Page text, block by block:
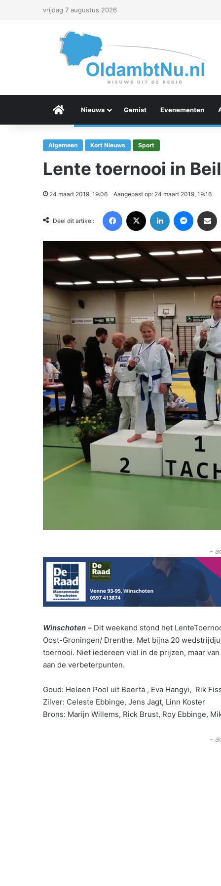
vrijdag 7 augustus 2026
Menu Item
Nieuws Gemist Evenementen
Algemeen Kort Nieuws Sport
Lente toernooi in
24 maart 2019, 19:06 Aangepast op: 24 maart 2019, 19:16
Deel dit artikel:
-
Winschoten – Dit weekend stond het
Oost-Groningen/ Drenthe. Met bijna 20
toernooi. Niet iedereen viel in de prijzen, maar
aan de verbeterpunten.
Goud: Heleen Pool uit Beerta , Eva Hangyi, Rik
Zilver: Celeste Ebbinge, Jens Jagt, Linn Koster
Brons: Marijn Willems, Rick Brust, Roy Ebbinge,
-